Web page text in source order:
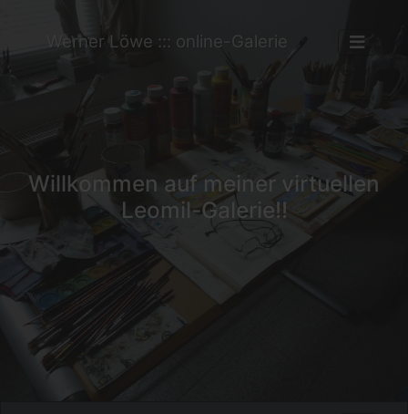
Werner Löwe ::: online-Galerie
Willkommen auf meiner virtuellen
Leomil-Galerie!!